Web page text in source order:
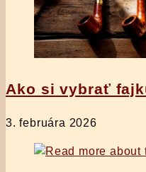
Ako si vybrať
3. februára 2026